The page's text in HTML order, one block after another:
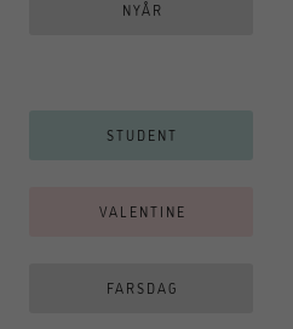
NYÅR
STUDENT
VALENTINE
FARSDAG